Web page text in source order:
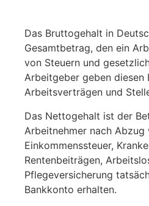
Das Bruttogehalt in
Gesamtbetrag, den ein
von Steuern und
Arbeitgeber geben diesen
Arbeitsverträgen und
Das Nettogehalt ist der
Arbeitnehmer nach Abzug
Einkommenssteuer,
Rentenbeiträgen,
Pflegeversicherung
Bankkonto erhalten.